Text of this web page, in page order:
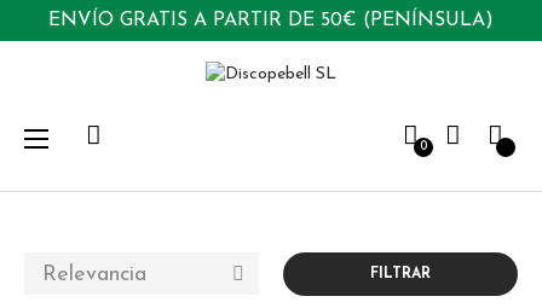
ENVÍO GRATIS A PARTIR DE 50€ (PENÍNSULA)
0
Navegación
palanca
☰
Relevancia  FILTRAR